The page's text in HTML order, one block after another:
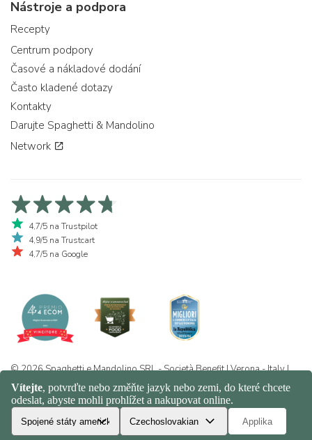
Nástroje a podpora
Recepty
Centrum podpory
Časové a nákladové dodání
Často kladené dotazy
Kontakty
Darujte Spaghetti & Mandolino
Network
4,7/5 na Trustpilot
4,9/5 na Trustcart
4,7/5 na Google
© 2026 Spaghetti e Mandolino SRL - Società Benefit | Verona - Italy |
+39 351 865 9444 | P.I. IT04913730232 | Certificazione BIO: IT-BIO-
016.380-0110744.2026.001 | REA VR-455804 |Ochrana osobních
údajů a politika cookies|Sitemap